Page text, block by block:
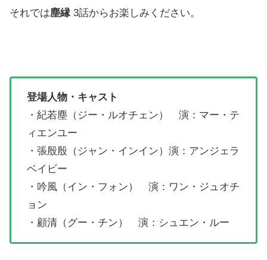
それでは塵縁 3話からお楽しみください。
登場人物・キャスト
・紀若塵（ジー・ルオチェン） 演：マー・テ
ィエンユー
・張殷殷（ジャン・インイン）演：アンジェラ
ベイビー
・吟風（イン・フォン） 演：ワン・ジュオチ
ョン
・顧清（グー・チン） 演：シュエン・ルー